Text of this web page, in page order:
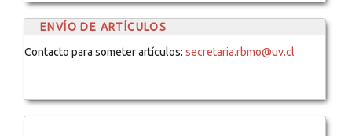
ENVÍO DE ARTÍCULOS
Contacto para someter artículos: secretaria.rbmo@uv.cl